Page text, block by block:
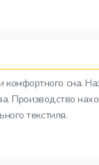
сна.
Производство
текстиля.